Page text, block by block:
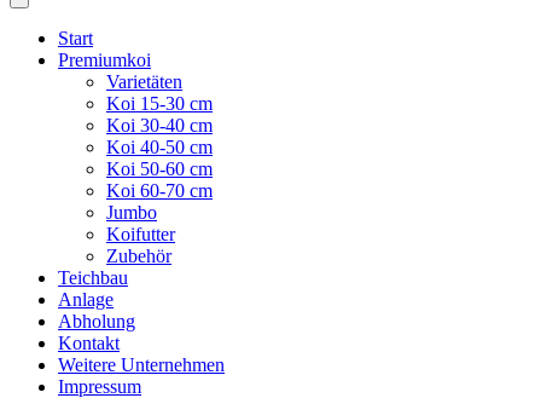
Start
Premiumkoi
Varietäten
Koi 15-30 cm
Koi 30-40 cm
Koi 40-50 cm
Koi 50-60 cm
Koi 60-70 cm
Jumbo
Koifutter
Zubehör
Teichbau
Anlage
Abholung
Kontakt
Weitere Unternehmen
Impressum